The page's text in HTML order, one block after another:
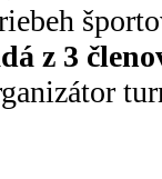
z 3